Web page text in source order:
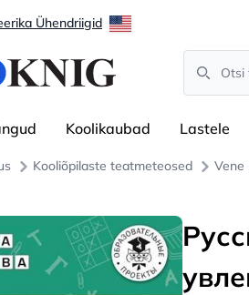
Ühendriigid
Search
Koolikaubad Lastele
Kooliõpilaste teatmeteosed Vene